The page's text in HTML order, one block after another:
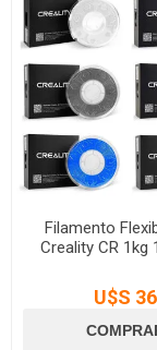
Filamento
Creality CR 1kg
U$S 36